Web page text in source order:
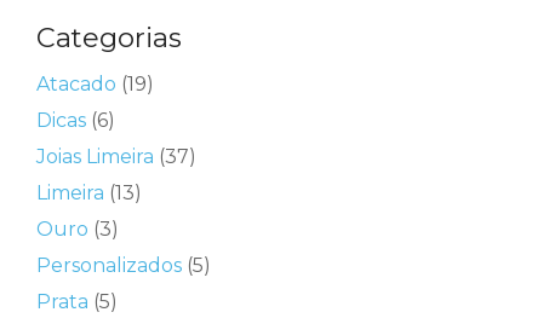
Categorias
Atacado (19)
Dicas (6)
Joias Limeira (37)
Limeira (13)
Ouro (3)
Personalizados (5)
Prata (5)